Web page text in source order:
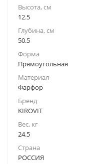
Высота, см
12.5
Глубина, см
50.5
Форма
Прямоугольная
Материал
Фарфор
Бренд
KIROVIT
Вес, кг
24.5
Страна
РОССИЯ